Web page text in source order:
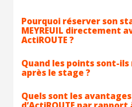
Pourquoi réserver son
MEYREUIL directement
ActiROUTE ?
Quand les points sont-ils
après le stage ?
Quels sont les avantages